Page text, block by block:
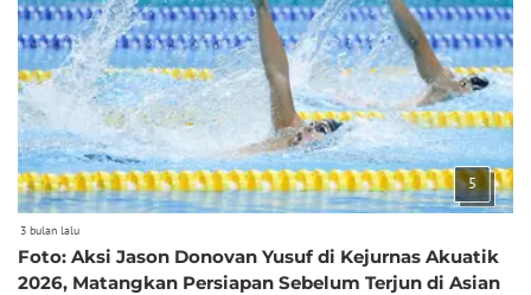
5
3 bulan lalu
Foto: Aksi Jason Donovan Yusuf di Kejurnas Akuatik
2026, Matangkan Persiapan Sebelum Terjun di Asian